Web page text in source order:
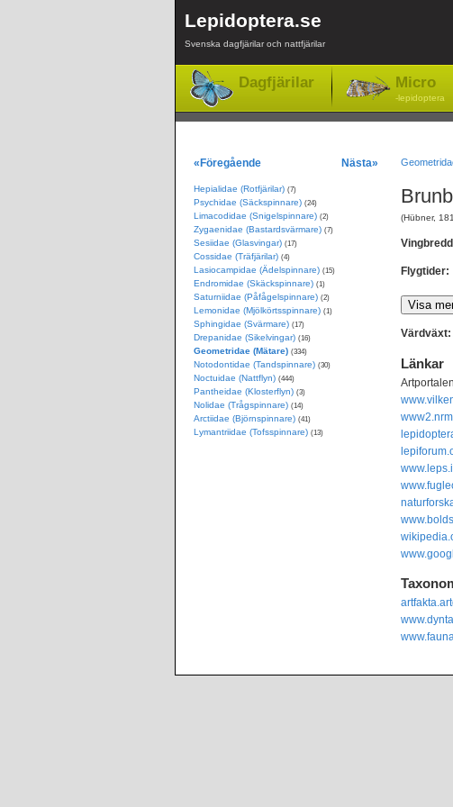
Lepidoptera.se
Svenska dagfjärilar och nattfjärilar
Dagfjärilar Micro
-lepidoptera
(Hübner,
Flygtider:
Värdväxt:
Länkar
«Föregående Nästa»
Hepialidae (Rotfjärilar) (7)
Psychidae (Säckspinnare) (24)
Limacodidae (Snigelspinnare) (2)
Zygaenidae (Bastardsvärmare) (7)
Sesiidae (Glasvingar) (17)
Cossidae (Träfjärilar) (4)
Lasiocampidae (Ädelspinnare) (15)
Endromidae (Skäckspinnare) (1)
Saturniidae (Påfågelspinnare) (2)
Lemonidae (Mjölkörtsspinnare) (1)
Sphingidae (Svärmare) (17)
Drepanidae (Sikelvingar) (16)
Geometridae (Mätare) (334)
Notodontidae (Tandspinnare) (30)
Noctuidae (Nattflyn) (444)
Pantheidae (Klosterflyn) (3)
Nolidae (Trågspinnare) (14)
Arctiidae (Björnspinnare) (41)
Lymantriidae (Tofsspinnare) (13)